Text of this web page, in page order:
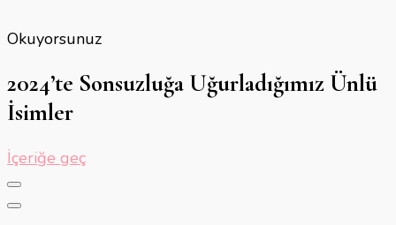
Okuyorsunuz
2024’te Sonsuzluğa Uğurladığımız Ünlü
İsimler
İçeriğe geç